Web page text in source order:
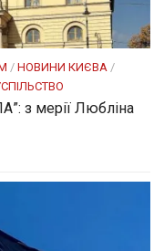
/ НОВИНИ КИЄВА /
з мерії Любліна